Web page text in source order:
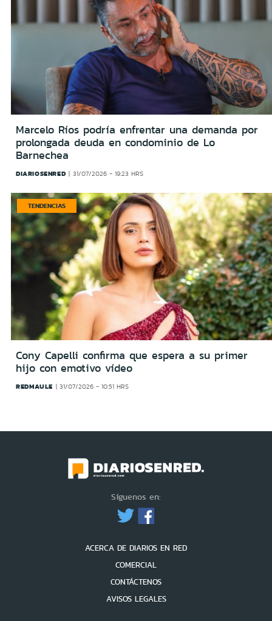
Marcelo Ríos podría enfrentar una demanda por
prolongada deuda en condominio de Lo
Barnechea
DIARIOSENRED 31/07/2026 - 19:23 HRS
TENDENCIAS
Cony Capelli confirma que espera a su primer
hijo con emotivo vídeo
REDMAULE 31/07/2026 - 10:51 HRS
Síguenos en:
ACERCA DE DIARIOS EN RED
COMERCIAL
CONTÁCTENOS
AVISOS LEGALES